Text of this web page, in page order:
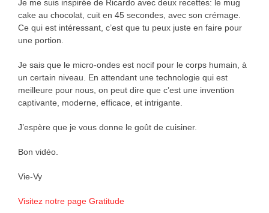
Je me suis inspirée de Ricardo avec deux recettes: le mug
cake au chocolat, cuit en 45 secondes, avec son crémage.
Ce qui est intéressant, c’est que tu peux juste en faire pour
une portion.
Je sais que le micro-ondes est nocif pour le corps humain, à
un certain niveau. En attendant une technologie qui est
meilleure pour nous, on peut dire que c’est une invention
captivante, moderne, efficace, et intrigante.
J’espère que je vous donne le goût de cuisiner.
Bon vidéo.
Vie-Vy
Visitez notre page Gratitude